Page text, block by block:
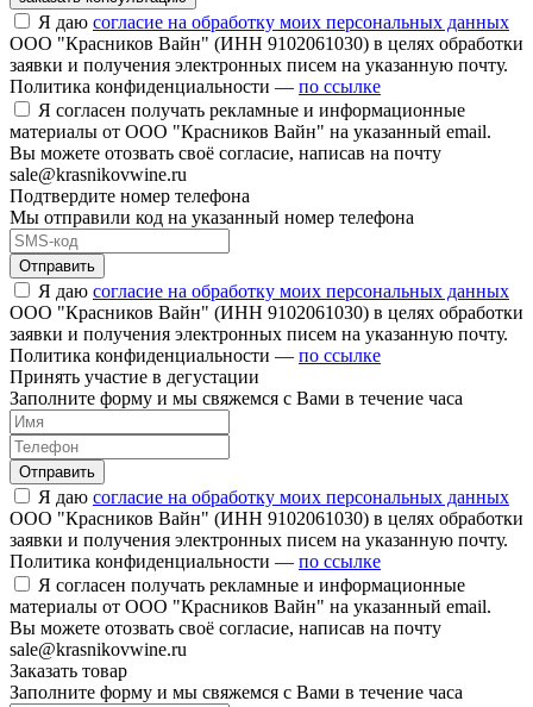
Я даю согласие на обработку моих персональных данных
ООО "Красников Вайн" (ИНН 9102061030) в целях обработки
заявки и получения электронных писем на указанную почту.
Политика конфиденциальности — по ссылке
Я согласен получать рекламные и информационные
материалы от ООО "Красников Вайн" на указанный email.
Вы можете отозвать своё согласие, написав на почту
sale@krasnikovwine.ru
Подтвердите номер телефона
Мы отправили код на указанный номер телефона
Отправить
Я даю согласие на обработку моих персональных данных
ООО "Красников Вайн" (ИНН 9102061030) в целях обработки
заявки и получения электронных писем на указанную почту.
Политика конфиденциальности — по ссылке
Принять участие в дегустации
Заполните форму и мы свяжемся с Вами в течение часа
Отправить
Я даю согласие на обработку моих персональных данных
ООО "Красников Вайн" (ИНН 9102061030) в целях обработки
заявки и получения электронных писем на указанную почту.
Политика конфиденциальности — по ссылке
Я согласен получать рекламные и информационные
материалы от ООО "Красников Вайн" на указанный email.
Вы можете отозвать своё согласие, написав на почту
sale@krasnikovwine.ru
Заказать товар
Заполните форму и мы свяжемся с Вами в течение часа